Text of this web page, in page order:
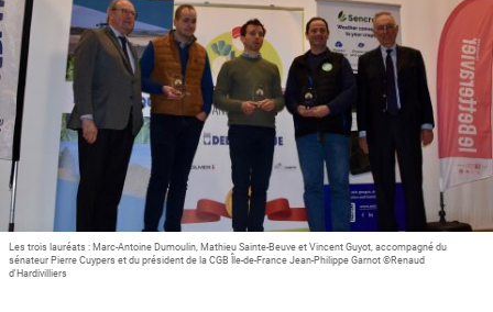
Les trois lauréats : Marc-Antoine Dumoulin, Mathieu Sainte-Beuve et Vincent Guyot, accompagné du
sénateur Pierre Cuypers et du président de la CGB Île-de-France Jean-Philippe Garnot ©Renaud
d'Hardivilliers